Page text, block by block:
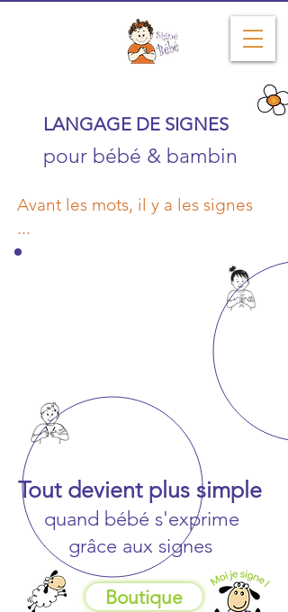
LANGAGE DE SIGNES
pour bébé & bambin
Avant les mots, il y a les signes
...
Tout devient plus simple
quand bébé s'exprime
grâce aux signes
Boutique